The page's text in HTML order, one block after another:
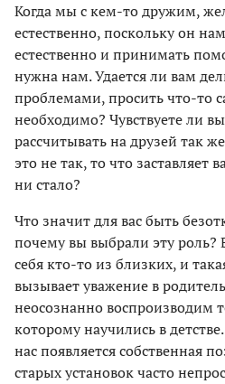
Когда мы с кем-то дружим,
естественно, поскольку он
естественно и принимать
нужна нам. Удается ли вам
проблемами, просить что-то
необходимо? Чувствуете ли
рассчитывать на друзей так
это не так, то что заставляет
ни стало?
Что значит для вас быть
почему вы выбрали эту роль?
себя кто-то из близких, и
вызывает уважение в
неосознанно воспроизводим
которому научились в
нас появляется собственная
старых установок часто